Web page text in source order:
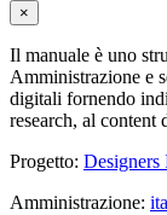
×
Il manuale è uno
Amministrazione e
digitali fornendo
research, al content
Progetto: Designers
Amministrazione: